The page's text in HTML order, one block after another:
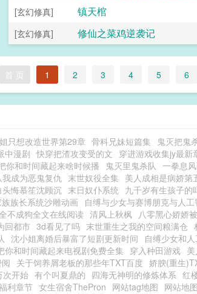
[玄幻修真]
镇天棺
[玄幻修真]
修仙之菜鸡逆袭记
首 页 1 2 3 4 5 6
只想改造世界第29章 骨科兄妹短篇集 鬼灭把鬼
中漫剧 快穿把渣攻变受的文 穿进游戏收集jy最新
你和时间藏起来啥时候播 鬼灭里鬼杀队 一拳息
成为恶鬼复仇 末世奴役全集 美人成相是病娇第
悔慕笙沈顾沉 末日奴仆系统 九千岁有生孩子的
族长系统沙雕动画 自缚与少女与赛博朋克与人
不成狗全文在线阅读 清风上秋枫 八零黑心娇娇
回都市 3d看见了吗 末世重生之我的空间粮满仓
沈小姐离婚后暴富了短剧更新时间 自缚少女和
你和时间藏起来电视剧免费全集 穿入种田游戏
关于饲养屑老板的那些年TXT百度 娇腴(重生
次开始 有个叫夏鼎的 四海无神明的修炼体系 红
利章节 女生宿舍ThePron 网站tag地图 网站地图